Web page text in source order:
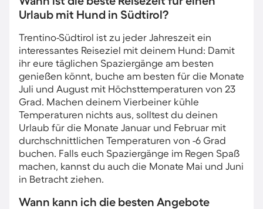
Urlaub mit Hund in Südtirol?
Trentino-Südtirol ist zu jeder Jahreszeit ein
interessantes Reiseziel mit deinem Hund: Damit
ihr eure täglichen Spaziergänge am besten
genießen könnt, buche am besten für die Monate
Juli und August mit Höchsttemperaturen von 23
Grad. Machen deinem Vierbeiner kühle
Temperaturen nichts aus, solltest du deinen
Urlaub für die Monate Januar und Februar mit
durchschnittlichen Temperaturen von -6 Grad
buchen. Falls euch Spaziergänge im Regen Spaß
machen, kannst du auch die Monate Mai und Juni
in Betracht ziehen.
Wann kann ich die besten Angebote